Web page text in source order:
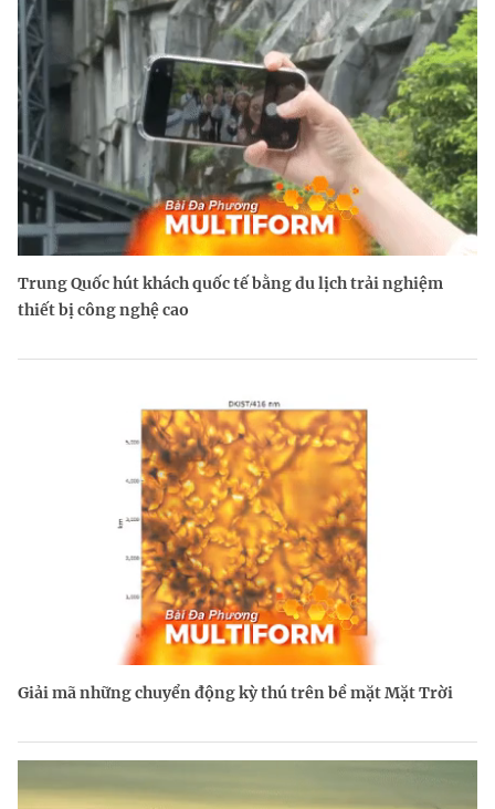
Trung Quốc hút khách quốc tế bằng du lịch trải nghiệm
thiết bị công nghệ cao
Giải mã những chuyển động kỳ thú trên bề mặt Mặt Trời